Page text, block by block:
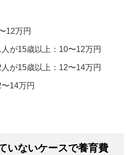
12万円
が15歳以上：10〜12万円
が15歳以上：12〜14万円
14万円
いないケースで養育費